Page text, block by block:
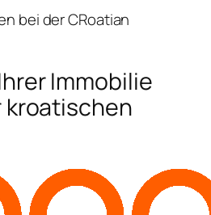
bei der CRoatian
Immobilie